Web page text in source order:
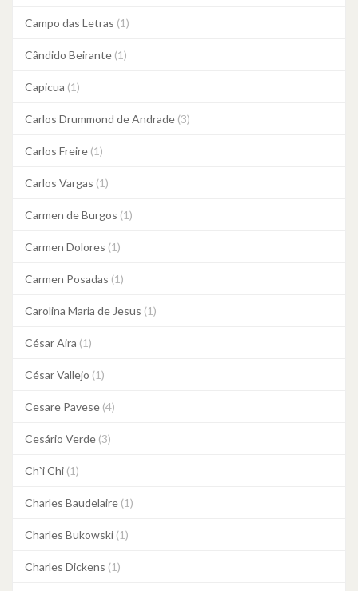
Campo das Letras (1)
Cândido Beirante (1)
Capicua (1)
Carlos Drummond de Andrade (3)
Carlos Freire (1)
Carlos Vargas (1)
Carmen de Burgos (1)
Carmen Dolores (1)
Carmen Posadas (1)
Carolina Maria de Jesus (1)
César Aira (1)
César Vallejo (1)
Cesare Pavese (4)
Cesário Verde (3)
Ch`i Chi (1)
Charles Baudelaire (1)
Charles Bukowski (1)
Charles Dickens (1)